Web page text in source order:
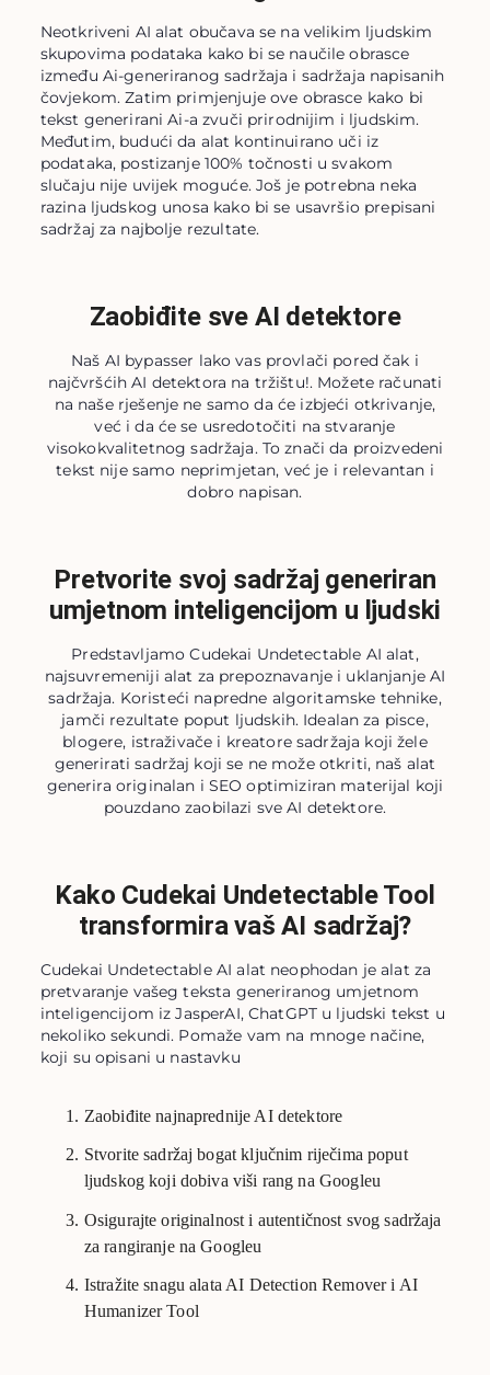
Neotkriveni AI alat obučava se na velikim ljudskim
skupovima podataka kako bi se naučile obrasce
između Ai-generiranog sadržaja i sadržaja napisanih
čovjekom. Zatim primjenjuje ove obrasce kako bi
tekst generirani Ai-a zvuči prirodnijim i ljudskim.
Međutim, budući da alat kontinuirano uči iz
podataka, postizanje 100% točnosti u svakom
slučaju nije uvijek moguće. Još je potrebna neka
razina ljudskog unosa kako bi se usavršio prepisani
sadržaj za najbolje rezultate.
Zaobiđite sve AI detektore
Naš AI bypasser lako vas provlači pored čak i
najčvršćih AI detektora na tržištu!. Možete računati
na naše rješenje ne samo da će izbjeći otkrivanje,
već i da će se usredotočiti na stvaranje
visokokvalitetnog sadržaja. To znači da proizvedeni
tekst nije samo neprimjetan, već je i relevantan i
dobro napisan.
Pretvorite svoj sadržaj generiran
umjetnom inteligencijom u ljudski
Predstavljamo Cudekai Undetectable AI alat,
najsuvremeniji alat za prepoznavanje i uklanjanje AI
sadržaja. Koristeći napredne algoritamske tehnike,
jamči rezultate poput ljudskih. Idealan za pisce,
blogere, istraživače i kreatore sadržaja koji žele
generirati sadržaj koji se ne može otkriti, naš alat
generira originalan i SEO optimiziran materijal koji
pouzdano zaobilazi sve AI detektore.
Kako Cudekai Undetectable Tool
transformira vaš AI sadržaj?
Cudekai Undetectable AI alat neophodan je alat za
pretvaranje vašeg teksta generiranog umjetnom
inteligencijom iz JasperAI, ChatGPT u ljudski tekst u
nekoliko sekundi. Pomaže vam na mnoge načine,
koji su opisani u nastavku
Zaobiđite najnaprednije AI detektore
Stvorite sadržaj bogat ključnim riječima poput
ljudskog koji dobiva viši rang na Googleu
Osigurajte originalnost i autentičnost svog sadržaja
za rangiranje na Googleu
Istražite snagu alata AI Detection Remover i AI
Humanizer Tool